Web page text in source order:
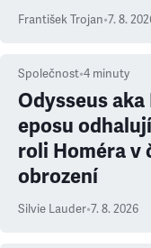
František Trojan•7. 8.
Společnost•4 minuty
Odysseus
eposu
roli Homéra v
obrození
Silvie Lauder•7. 8. 2026